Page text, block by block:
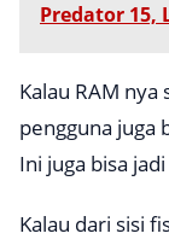
Predator 15,
Kalau RAM nya
pengguna juga
Ini juga bisa
Kalau dari sisi